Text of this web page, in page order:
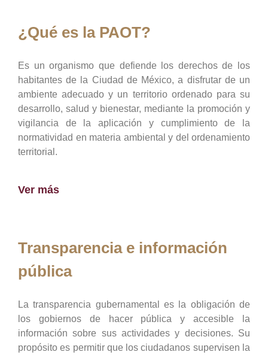
¿Qué es la PAOT?
Es un organismo que defiende los derechos de los
habitantes de la Ciudad de México, a disfrutar de un
ambiente adecuado y un territorio ordenado para su
desarrollo, salud y bienestar, mediante la promoción y
vigilancia de la aplicación y cumplimiento de la
normatividad en materia ambiental y del ordenamiento
territorial.
Ver más
Transparencia e información
pública
La transparencia gubernamental es la obligación de
los gobiernos de hacer pública y accesible la
información sobre sus actividades y decisiones. Su
propósito es permitir que los ciudadanos supervisen la